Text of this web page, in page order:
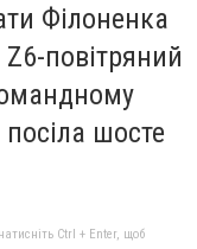
Філоненка
повітряний
шосте
Ctrl + Enter, щоб